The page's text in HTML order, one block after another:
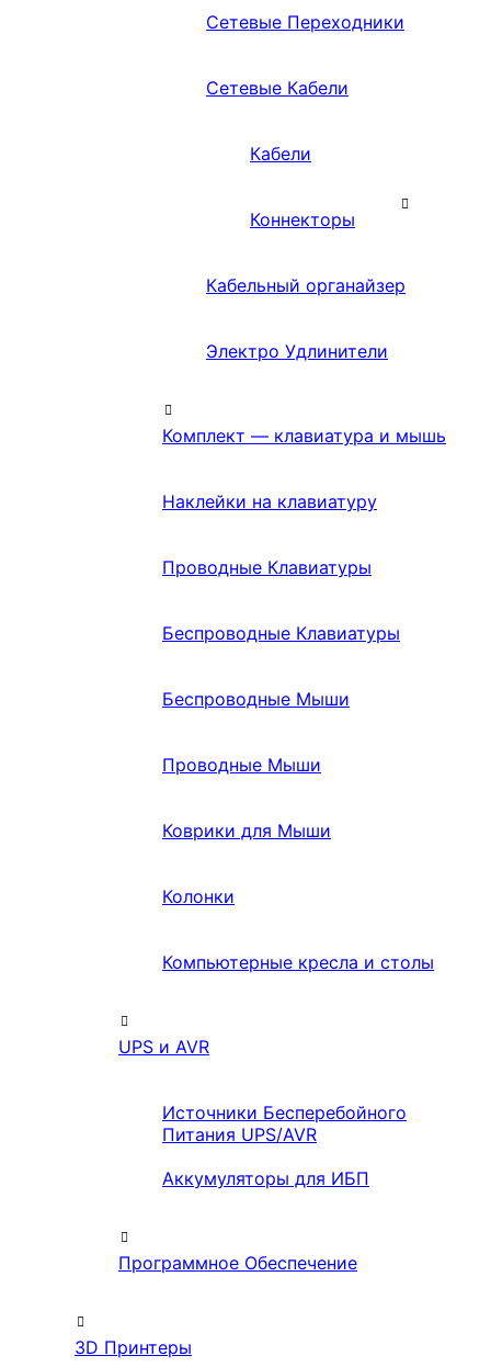
Сетевые Переходники
Сетевые Кабели
Кабели
Коннекторы
Кабельный органайзер
Электро Удлинители
Комплект — клавиатура и мышь
Наклейки на клавиатуру
Проводные Клавиатуры
Беспроводные Клавиатуры
Беспроводные Мыши
Проводные Мыши
Коврики для Мыши
Колонки
Компьютерные кресла и столы
UPS и AVR
Источники Бесперебойного
Питания UPS/AVR
Аккумуляторы для ИБП
Программное Обеспечение
3D Принтеры